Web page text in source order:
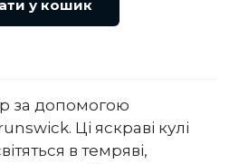
у кошик
за допомогою
Ці яскраві кулі
в темряві,